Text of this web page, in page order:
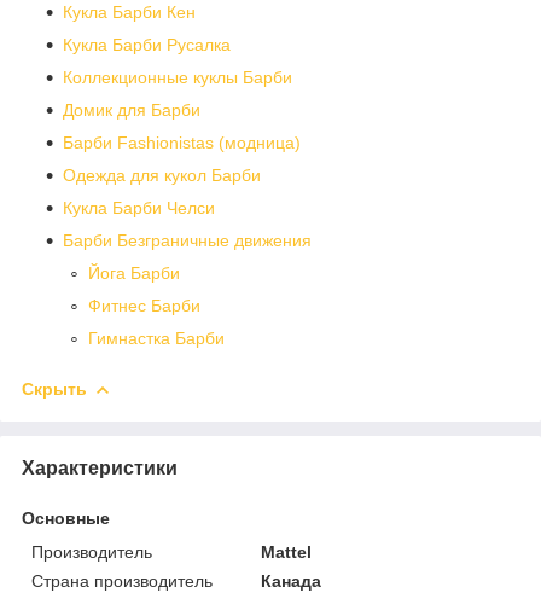
Кукла Барби Кен
Кукла Барби Русалка
Коллекционные куклы Барби
Домик для Барби
Барби Fashionistas (модница)
Одежда для кукол Барби
Кукла Барби Челси
Барби Безграничные движения
Йога Барби
Фитнес Барби
Гимнастка Барби
Скрыть
Характеристики
Основные
Производитель
Mattel
Страна производитель
Канада